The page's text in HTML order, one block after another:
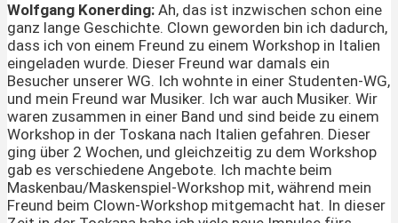
Wolfgang Konerding: Ah, das ist inzwischen schon eine
ganz lange Geschichte. Clown geworden bin ich dadurch,
dass ich von einem Freund zu einem Workshop in Italien
eingeladen wurde. Dieser Freund war damals ein
Besucher unserer WG. Ich wohnte in einer Studenten-WG,
und mein Freund war Musiker. Ich war auch Musiker. Wir
waren zusammen in einer Band und sind beide zu einem
Workshop in der Toskana nach Italien gefahren. Dieser
ging über 2 Wochen, und gleichzeitig zu dem Workshop
gab es verschiedene Angebote. Ich machte beim
Maskenbau/Maskenspiel-Workshop mit, während mein
Freund beim Clown-Workshop mitgemacht hat. In dieser